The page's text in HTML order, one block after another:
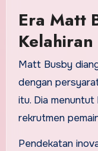
Era Matt
Matt Busby
dengan
itu. Dia
rekrutmen
Pendekatan